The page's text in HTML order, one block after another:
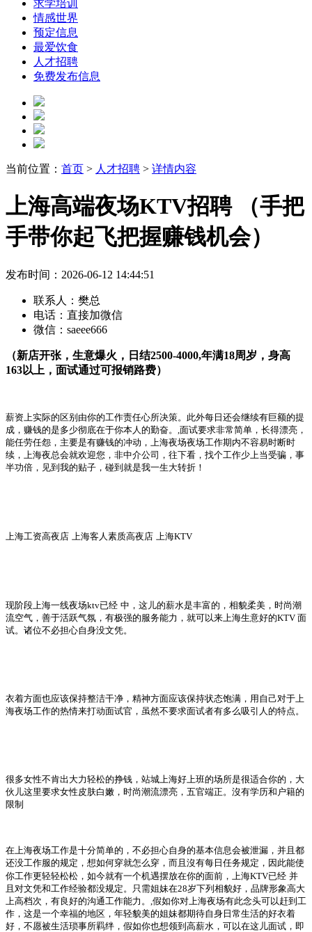
求学培训
情感世界
预定信息
最爱饮食
人才招聘
免费发布信息
当前位置： 首页 > 人才招聘 > 详情内容
上海高端夜场KTV招聘 （手把
手带你起飞把握赚钱机会）
发布时间：2026-06-12 14:44:51
联系人： 樊总
电话： 直接加微信
微信： saeee666
（新店开张，生意爆火，日结2500-4000,年满18周岁，身高
163以上，面试通过可报销路费）
薪资上实际的区别由你的工作责任心所决策。此外每日还会继续有巨额的提
成，赚钱的是多少彻底在于你本人的勤奋。
面试要求非常简单，长得漂亮，
能任劳任怨，主要是有赚钱的冲动，上海夜场夜场工作期内不容易时断时
续，上海夜总会就欢迎您，非中介公司，往下看，找个工作少上当受骗，事
半功倍，见到我的贴子，碰到就是我一生大转折！
上海工资高夜店 上海客人素质高夜店 上海KTV
现阶段上海一线夜场ktv已经 中，这儿的薪水是丰富的，相貌柔美，时尚潮
流空气，善于活跃气氛，有极强的服务能力，就可以来上海生意好的KTV 面
试。诸位不必担心自身没文凭。
衣着方面也应该保持整洁干净，精神方面应该保持状态饱满，用自己对于上
海夜场工作的热情来打动面试官，虽然不要求面试者有多么吸引人的特点。
很多女性不肯出大力轻松的挣钱，站城上海好上班的场所是很适合你的，大
伙儿这里要求女性皮肤白嫩，时尚潮流漂亮，五官端正。沒有学历和户籍的
限制
在上海夜场工作是十分简单的，不必担心自身的基本信息会被泄漏，并且都
还没工作服的规定，想如何穿就怎么穿，而且沒有每日任务规定，因此能使
你工作更轻轻松松，如今就有一个机遇摆放在你的面前，上海KTV已经 并
且对文凭和工作经验都没规定。只需姐妹在28岁下列相貌好，品牌形象高大
上高档次，有良好的沟通工作能力。
假如你对上海夜场有此念头可以赶到工
作，这是一个幸福的地区，年轻貌美的姐妹都期待自身日常生活的好衣着
好，不愿被生活琐事所羁绊，假如你也想领到高薪水，可以在这儿面试，即